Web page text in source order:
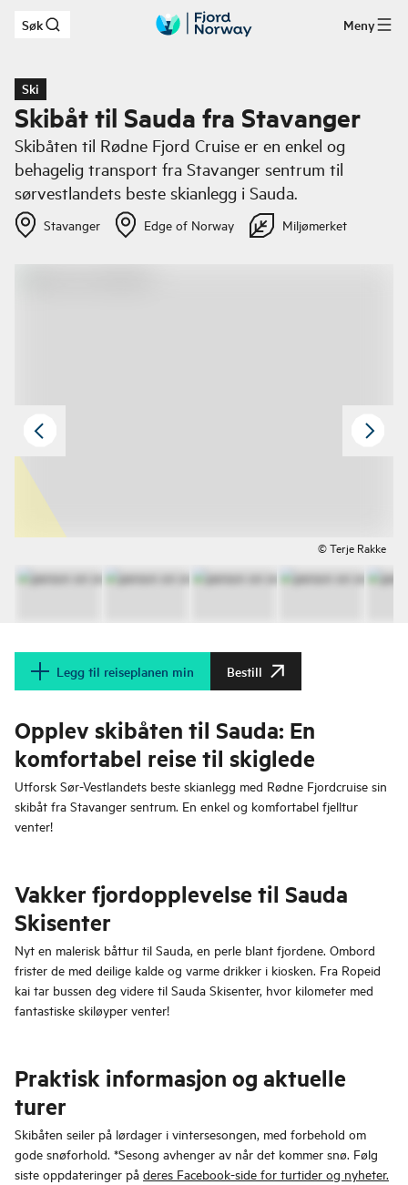
Hopp til hovedinnhold
Søk Meny
Ski
Skibåt til Sauda fra Stavanger
Skibåten til Rødne Fjord Cruise er en enkel og
behagelig transport fra Stavanger sentrum til
sørvestlandets beste skianlegg i Sauda.
Stavanger Edge of Norway Miljømerket
© Terje Rakke
Legg til reiseplanen min Bestill
Opplev skibåten til Sauda: En
komfortabel reise til skiglede
Utforsk Sør-Vestlandets beste skianlegg med Rødne Fjordcruise sin
skibåt fra Stavanger sentrum. En enkel og komfortabel fjelltur
venter!
Vakker fjordopplevelse til Sauda
Skisenter
Nyt en malerisk båttur til Sauda, en perle blant fjordene. Ombord
frister de med deilige kalde og varme drikker i kiosken. Fra Ropeid
kai tar bussen deg videre til Sauda Skisenter, hvor kilometer med
fantastiske skiløyper venter!
Praktisk informasjon og aktuelle
turer
Skibåten seiler på lørdager i vintersesongen, med forbehold om
gode snøforhold. *Sesong avhenger av når det kommer snø. Følg
siste oppdateringer på deres Facebook-side for turtider og nyheter.